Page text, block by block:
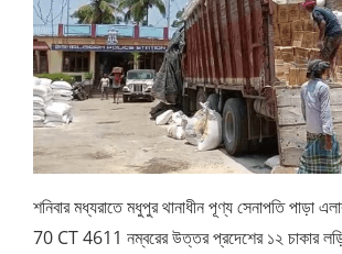
শনিবার মধ্যরাতে মধুপুর থানাধীন পূণ্য সেনাপতি পাড়া
70 CT 4611 নম্বরের উত্তর প্রদেশের ১২ চাকার